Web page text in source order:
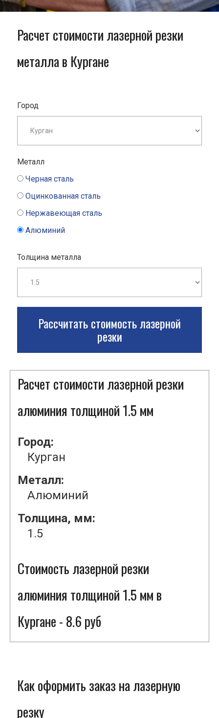
Расчет стоимости лазерной резки
металла в Кургане
Город
Металл
Черная сталь
Оцинкованная сталь
Нержавеющая сталь
Алюминий
Толщина металла
Рассчитать стоимость лазерной
резки
Расчет стоимости лазерной резки
алюминия толщиной 1.5 мм
Город:
Курган
Металл:
Алюминий
Толщина, мм:
1.5
Стоимость лазерной резки
алюминия толщиной 1.5 мм в
Кургане - 8.6 руб
Как оформить заказ на лазерную
резку